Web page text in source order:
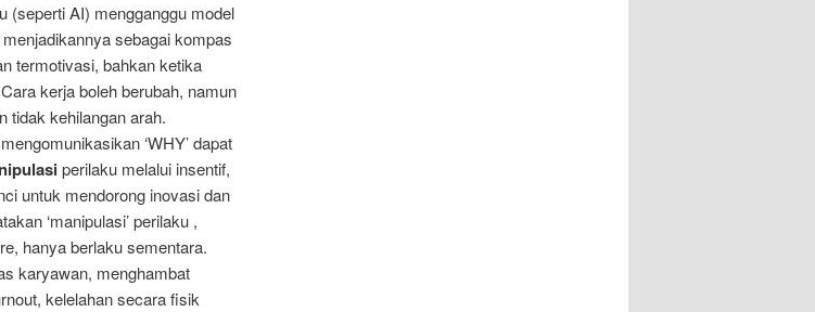
(seperti AI) mengganggu model
sebagai kompas
termotivasi, bahkan ketika
kerja boleh berubah, namun
tidak kehilangan arah.
‘WHY’ dapat
perilaku melalui insentif,
untuk mendorong inovasi dan
‘manipulasi’ perilaku ,
hanya berlaku sementara.
karyawan, menghambat
kelelahan secara fisik